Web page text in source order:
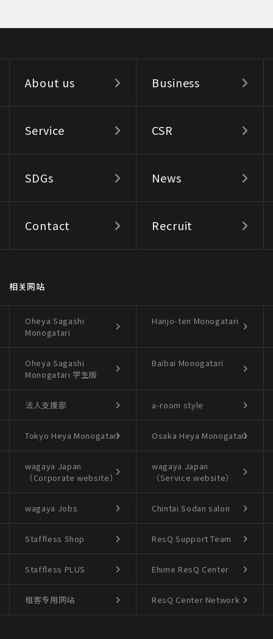
About us Business
Service CSR
SDGs News
Contact Recruit
相关网站
Oheya Sagashi
Monogatari
Hanjo-ten Monogatari
Oheya Sagashi
Monogatari 学生版
Baibai Monogatari
法人支援部 a-room style
Tokyo Heya Monogatari Osaka Heya Monogatari
wagaya Japan
（Corporate website）
wagaya Japan
（Service website）
wagaya Jobs Chintai Sodan salon
Staffless Shop ResQ Support Team
Staffless PLUS Ehime ResQ Center
租客专用网站 ResQ Center Network